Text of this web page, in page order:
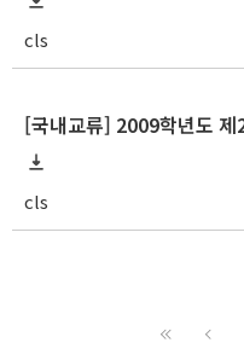
cls
[국내교류] 2009학년도 제
cls